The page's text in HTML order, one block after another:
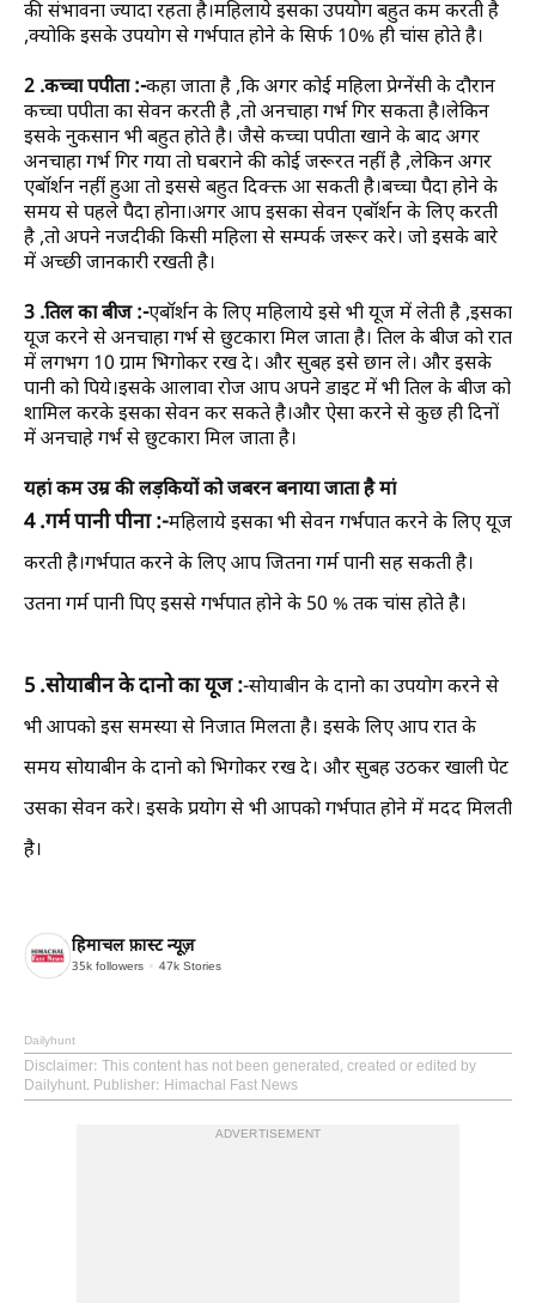
की संभावना ज्यादा रहता है।महिलाये इसका उपयोग बहुत कम करती है
,क्योकि इसके उपयोग से गर्भपात होने के सिर्फ 10% ही चांस होते है।
2 .कच्चा पपीता :-कहा जाता है ,कि अगर कोई महिला प्रेग्नेंसी के दौरान
कच्चा पपीता का सेवन करती है ,तो अनचाहा गर्भ गिर सकता है।लेकिन
इसके नुकसान भी बहुत होते है। जैसे कच्चा पपीता खाने के बाद अगर
अनचाहा गर्भ गिर गया तो घबराने की कोई जरूरत नहीं है ,लेकिन अगर
एबॉर्शन नहीं हुआ तो इससे बहुत दिक्क्त आ सकती है।बच्चा पैदा होने के
समय से पहले पैदा होना।अगर आप इसका सेवन एबॉर्शन के लिए करती
है ,तो अपने नजदीकी किसी महिला से सम्पर्क जरूर करे। जो इसके बारे
में अच्छी जानकारी रखती है।
3 .तिल का बीज :-एबॉर्शन के लिए महिलाये इसे भी यूज में लेती है ,इसका
यूज करने से अनचाहा गर्भ से छुटकारा मिल जाता है। तिल के बीज को रात
में लगभग 10 ग्राम भिगोकर रख दे। और सुबह इसे छान ले। और इसके
पानी को पिये।इसके आलावा रोज आप अपने डाइट में भी तिल के बीज को
शामिल करके इसका सेवन कर सकते है।और ऐसा करने से कुछ ही दिनों
में अनचाहे गर्भ से छुटकारा मिल जाता है।
यहां कम उम्र की लड़कियों को जबरन बनाया जाता है मां
4 .गर्म पानी पीना :-महिलाये इसका भी सेवन गर्भपात करने के लिए यूज
करती है।गर्भपात करने के लिए आप जितना गर्म पानी सह सकती है।
उतना गर्म पानी पिए इससे गर्भपात होने के 50 % तक चांस होते है।
5 .सोयाबीन के दानो का यूज :-सोयाबीन के दानो का उपयोग करने से
भी आपको इस समस्या से निजात मिलता है। इसके लिए आप रात के
समय सोयाबीन के दानो को भिगोकर रख दे। और सुबह उठकर खाली पेट
उसका सेवन करे। इसके प्रयोग से भी आपको गर्भपात होने में मदद मिलती
है।
हिमाचल फ़ास्ट न्यूज़
35k followers 47k Stories
Dailyhunt
Disclaimer: This content has not been generated, created or edited by
Dailyhunt. Publisher: Himachal Fast News
ADVERTISEMENT